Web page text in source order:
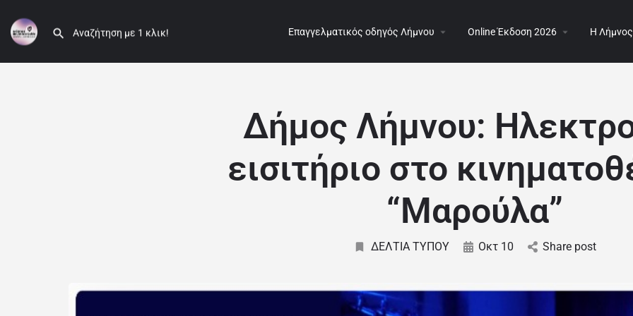
Επαγγελματικός οδηγός Λήμνου Online Έκδοση 2026 Η Λήμνος
Δήμος Λήμνου:
εισιτήριο στο
“Μαρούλα”
ΔΕΛΤΙΑ ΤΥΠΟΥ Οκτ 10 Share post